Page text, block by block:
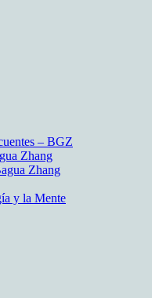
– BGZ
Zhang
Zhang
y la Mente